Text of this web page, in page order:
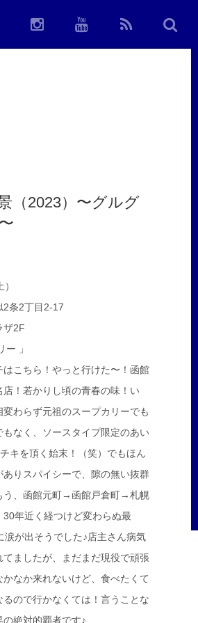
（2023）〜グルグ
2条2丁目2-17
ザ2F
ー 」
はこちら！やっと行けた〜！函館
店！若かりし頃の青春の味！い
わらず元祖のスープカリーでも
もなく、ソースタイプ限定のあい
キを頂く始末！（笑）でもほん
ありスパイシーで、隙の無い抜群
う、函館元町→函館戸倉町→札幌
30年近く経つけど変わらぬ最
涙が出そうでした♪店主さん病気
てましたが、まだまだ現役で頑張
かなか来れないけど、食べたくて
るので行かなくては！言うことな
の絶対的覇者です♪